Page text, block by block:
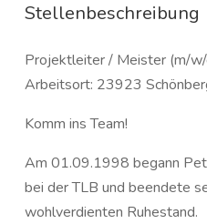
Stellenbeschreibung
Projektleiter / Meister (m/w/
Arbeitsort: 23923
Komm ins Team!
Am 01.09.1998 begann
bei der TLB und beendete
wohlverdienten Ruhestand.